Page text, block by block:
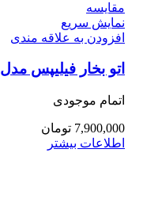
مقايسه
نمایش سریع
افزودن به علاقه مندی
اتو بخار فیلیپس مدل GC4537
اتمام موجودی
7,900,000 تومان
اطلاعات بیشتر